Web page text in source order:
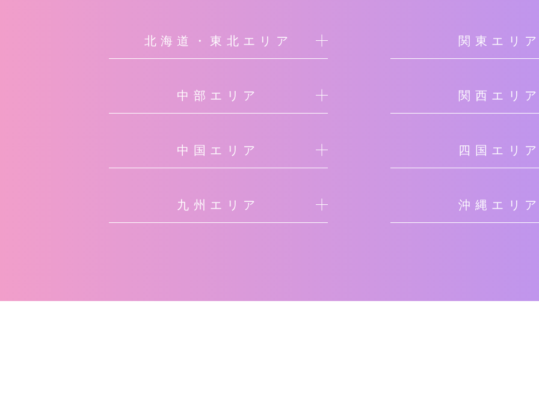
北海道・東北エリア 関東エリ
中部エリア 関西エリ
中国エリア 四国エリ
九州エリア 沖縄エリ